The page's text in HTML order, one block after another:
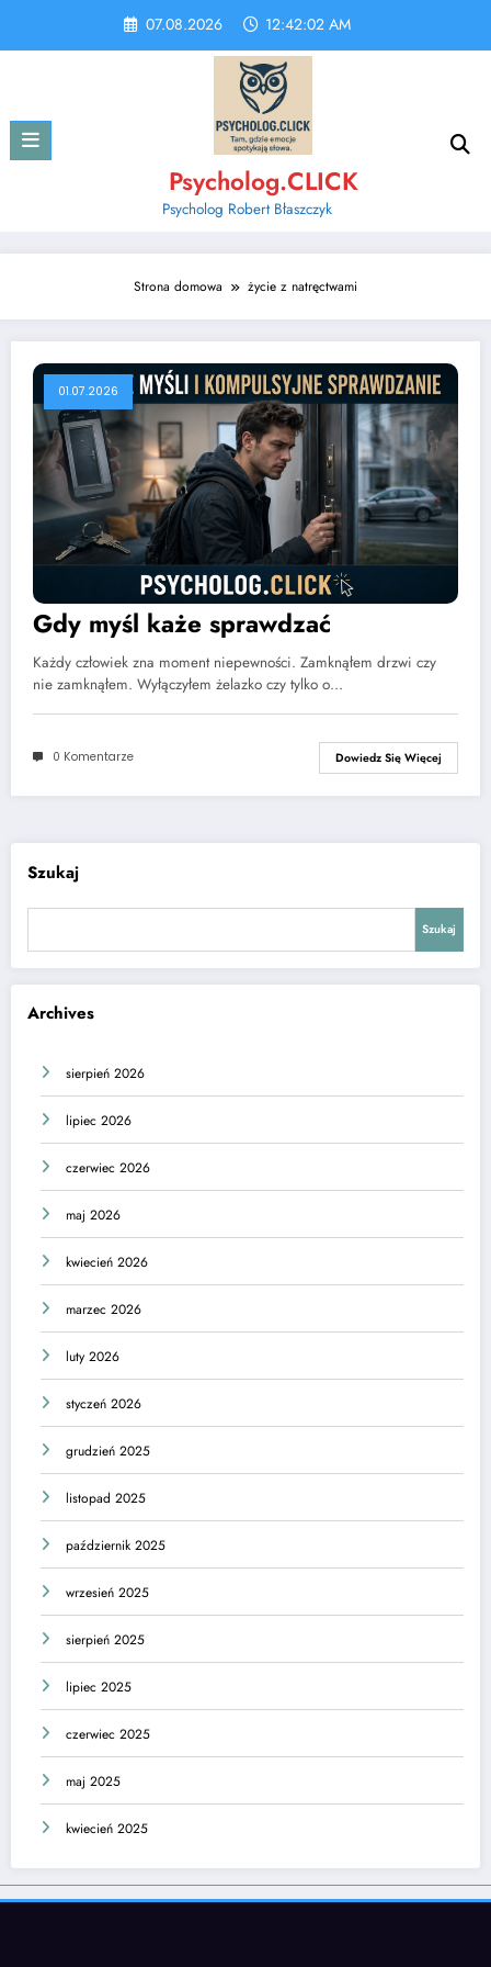
content
07.08.2026 12:42:02 AM
Psycholog.CLICK
Psycholog Robert Błaszczyk
Strona domowa życie z natręctwami
01.07.2026
Gdy myśl każe sprawdzać
Każdy człowiek zna moment niepewności. Zamknąłem drzwi czy
nie zamknąłem. Wyłączyłem żelazko czy tylko o…
0 Komentarze Dowiedz Się Więcej
Szukaj
Szukaj
Archives
sierpień 2026
lipiec 2026
czerwiec 2026
maj 2026
kwiecień 2026
marzec 2026
luty 2026
styczeń 2026
grudzień 2025
listopad 2025
październik 2025
wrzesień 2025
sierpień 2025
lipiec 2025
czerwiec 2025
maj 2025
kwiecień 2025